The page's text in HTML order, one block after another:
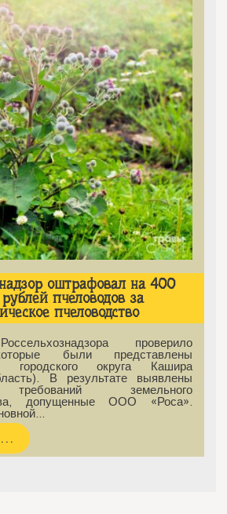
оштрафовал на 400
пчеловодов за
пчеловодство
проверило
были представлены
городского округа Кашира
В результате выявлены
земельного
допущенные ООО «Роса».